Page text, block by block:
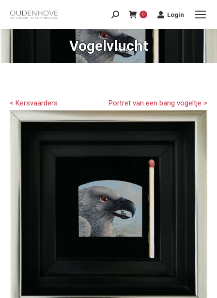
0 Login
Vogelvlucht
Portret van een bang vogeltje >
< Kersvaarders